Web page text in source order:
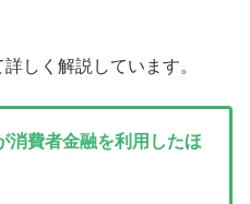
しく解説しています。
消費者金融を利用したほ